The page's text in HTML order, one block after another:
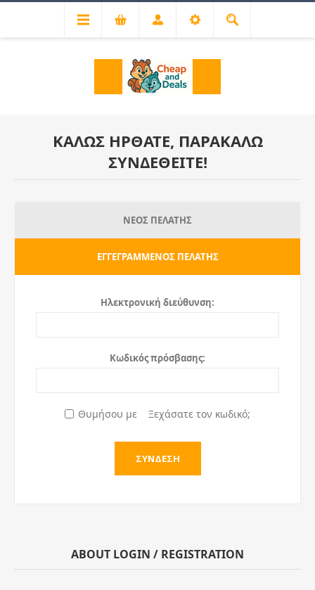
ΚΑΛΏΣ ΉΡΘΑΤΕ, ΠΑΡΑΚΑΛΏ
ΣΥΝΔΕΘΕΊΤΕ!
ΝΈΟΣ ΠΕΛΆΤΗΣ
ΕΓΓΕΓΡΑΜΜΈΝΟΣ ΠΕΛΆΤΗΣ
Ηλεκτρονική διεύθυνση:
Κωδικός πρόσβασης:
Θυμήσου με Ξεχάσατε τον κωδικό;
ABOUT LOGIN / REGISTRATION